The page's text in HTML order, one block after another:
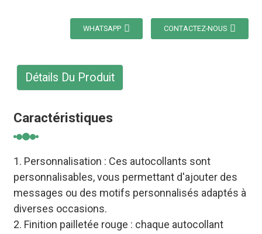
WHATSAPP CONTACTEZ-NOUS
Détails Du Produit
Caractéristiques
1. Personnalisation : Ces autocollants sont
personnalisables, vous permettant d'ajouter des
messages ou des motifs personnalisés adaptés à
diverses occasions.
2. Finition pailletée rouge : chaque autocollant